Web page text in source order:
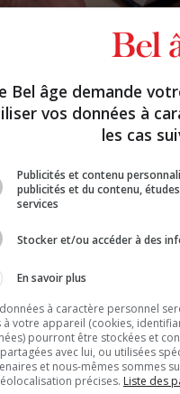
tout de suite!
de retraite : la
vaut prendre le temps
vraiment à ses
demain. Voici les
partenaire: s'y
Bel âge demande
vos données à
les cas
Publicités et contenu
publicités et du contenu,
services
Stocker et/ou accéder à des
En savoir plus
à caractère personnel
à votre appareil (cookies,
pourront être stockées et
avec lui, ou utilisées
et nous-mêmes sommes
précises. Liste des